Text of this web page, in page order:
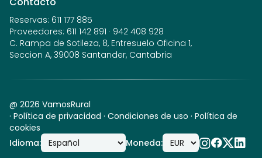
Reservas: 611 177 885
Proveedores: 611 142 891 · 942 408 928
C. Rampa de Sotileza, 8, Entresuelo Oficina 1,
Seccion A, 39008 Santander, Cantabria
@ 2026 VamosRural
· Política de privacidad · Condiciones de uso · Política de
cookies
Idioma: Moneda: